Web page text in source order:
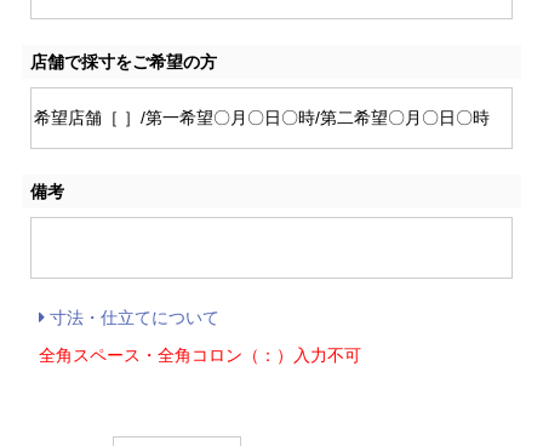
店舗で採寸をご希望の方
備考
寸法・仕立てについて
全角スペース・全角コロン（：）入力不可